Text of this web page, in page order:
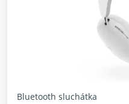
Bluetooth sluchátka